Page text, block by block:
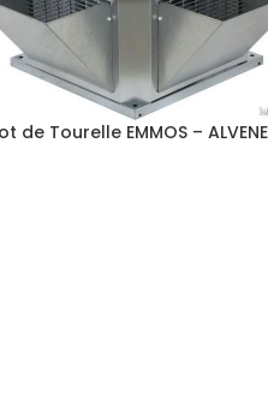
de Tourelle EMMOS – ALVENE